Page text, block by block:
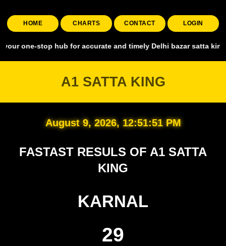
HOME CHARTS CONTACT LOGIN
hub for accurate and timely Delhi bazar satta king,
A1 SATTA KING
August 9, 2026, 12:51:52 PM
FASTAST RESULS OF A1 SATTA
KING
KARNAL
29